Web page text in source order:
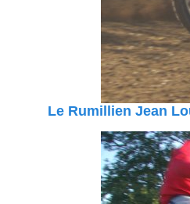
Le Rumillien Jean